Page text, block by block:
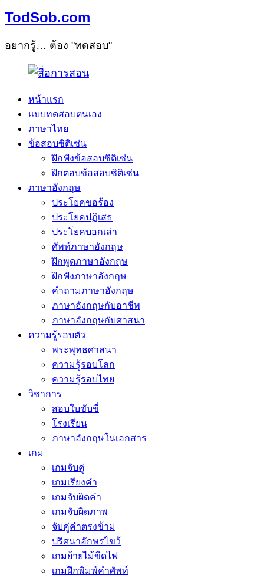
TodSob.com
อยากรู้… ต้อง "ทดสอบ"
หน้าแรก
แบบทดสอบตนเอง
ภาษาไทย
ข้อสอบซิติเซ่น
ฝึกฟังข้อสอบซิติเซ่น
ฝึกตอบข้อสอบซิติเซ่น
ภาษาอังกฤษ
ประโยคขอร้อง
ประโยคปฏิเสธ
ประโยคบอกเล่า
ศัพท์ภาษาอังกฤษ
ฝึกพูดภาษาอังกฤษ
ฝึกฟังภาษาอังกฤษ
คำถามภาษาอังกฤษ
ภาษาอังกฤษกับอาชีพ
ภาษาอังกฤษกับศาสนา
ความรู้รอบตัว
พระพุทธศาสนา
ความรู้รอบโลก
ความรู้รอบไทย
วิชาการ
สอบใบขับขี่
โรงเรียน
ภาษาอังกฤษในเอกสาร
เกม
เกมจับคู่
เกมเรียงคำ
เกมจับผิดคำ
เกมจับผิดภาพ
จับคู่คำตรงข้าม
ปริศนาอักษรไขว้
เกมย้ายไม้ขีดไฟ
เกมฝึกพิมพ์คำศัพท์